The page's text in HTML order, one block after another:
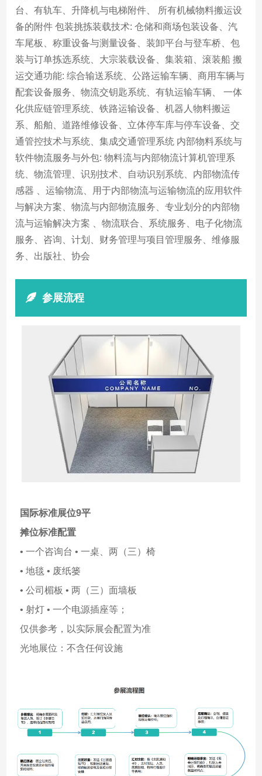
台、有轨车、升降机与电梯附件、 所有机械物料搬运设
备的附件 包装挑拣装载技术: 仓储和商场包装设备、汽
车尾板、称重设备与测量设备、装卸平台与登车桥、包
装与订单拣选系统、大宗装载设备、集装箱、滚装船 搬
运交通功能: 综合输送系统、公路运输车辆、商用车辆与
配套设备服务、物流交钥匙系统、有轨运输车辆、 一体
化供应链管理系统、铁路运输设备、机器人物料搬运
系、船舶、道路维修设备、立体停车库与停车设备、交
通管控技术与系统、集成交通管理系统 内部物料系统与
软件物流服务与外包: 物料流与内部物流计算机管理系
统、物流管理、识别技术、自动识别系统、内部物流传
感器 、运输物流、用于内部物流与运输物流的应用软件
与解决方案、物流与内部物流服务、专业划分的内部物
流与运输解决方案 、物流联合、系统服务、电子化物流
服务、咨询、计划、财务管理与项目管理服务、维修服
务、出版社、协会
参展流程
国际标准展位9平
摊位标准配置
• 一个咨询台 • 一桌、两（三）椅
• 地毯 • 废纸篓
• 公司楣板 • 两（三）面墙板
• 射灯 • 一个电源插座等；
仅供参考，以实际展会配置为准
光地展位：不含任何设施